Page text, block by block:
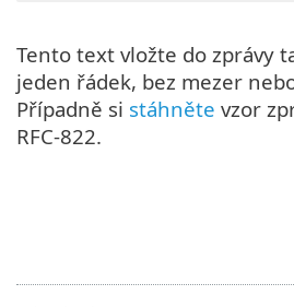
Tento text vložte do zprávy
jeden řádek, bez mezer
Případně si stáhněte vzor
RFC-822.